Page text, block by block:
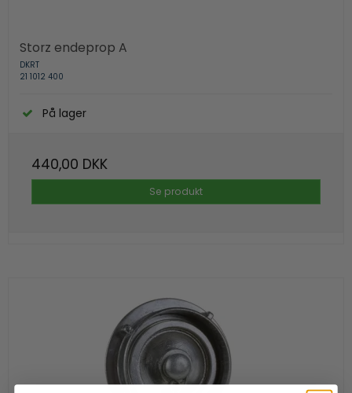
Storz endeprop A
DKRT
21 1012 400
På lager
440,00 DKK
Se produkt